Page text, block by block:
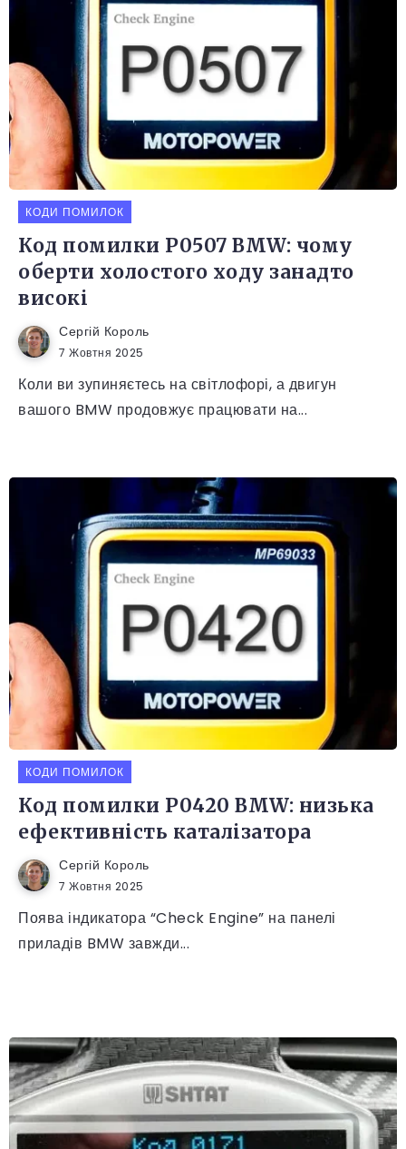
КОДИ ПОМИЛОК
Код помилки P0507 BMW: чому
оберти холостого ходу занадто
високі
Сергій Король
7 Жовтня 2025
Коли ви зупиняєтесь на світлофорі, а двигун
вашого BMW продовжує працювати на...
КОДИ ПОМИЛОК
Код помилки P0420 BMW: низька
ефективність каталізатора
Сергій Король
7 Жовтня 2025
Поява індикатора “Check Engine” на панелі
приладів BMW завжди...